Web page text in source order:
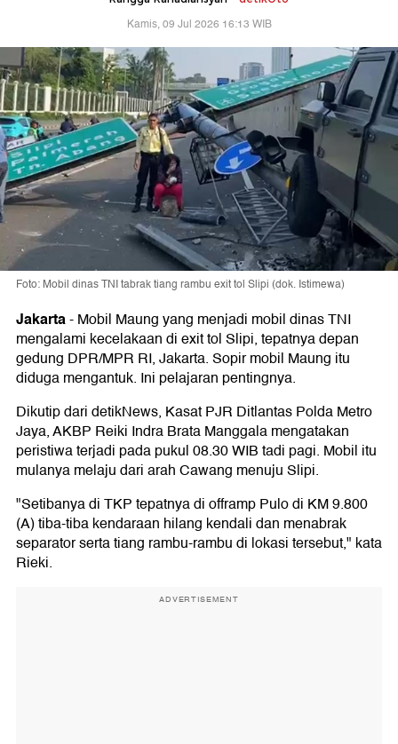
Kamis, 09 Jul 2026 16:13 WIB
Foto: Mobil dinas TNI tabrak tiang rambu exit tol Slipi (dok. Istimewa)
Jakarta-Mobil Maung yang menjadi mobil dinas TNI
mengalami kecelakaan di exit tol Slipi, tepatnya depan
gedung DPR/MPR RI, Jakarta. Sopir mobil Maung itu
diduga mengantuk. Ini pelajaran pentingnya.
Dikutip dari detikNews, Kasat PJR Ditlantas Polda Metro
Jaya, AKBP Reiki Indra Brata Manggala mengatakan
peristiwa terjadi pada pukul 08.30 WIB tadi pagi. Mobil itu
mulanya melaju dari arah Cawang menuju Slipi.
"Setibanya di TKP tepatnya di offramp Pulo di KM 9.800
(A) tiba-tiba kendaraan hilang kendali dan menabrak
separator serta tiang rambu-rambu di lokasi tersebut," kata
Rieki.
ADVERTISEMENT